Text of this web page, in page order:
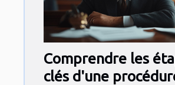
Comprendre les
clés d'une